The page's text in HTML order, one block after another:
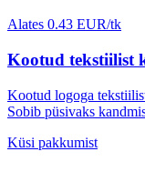
Alates 0.43 EUR/tk
Kootud tekstiilist
Kootud logoga
Sobib püsivaks
Küsi pakkumist